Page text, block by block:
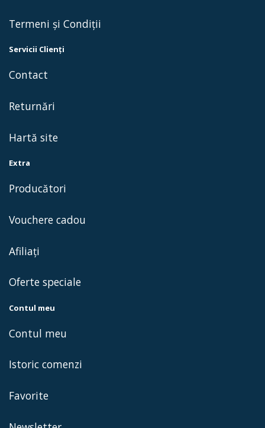
Termeni și Condiții
Servicii Clienţi
Contact
Returnări
Hartă site
Extra
Producători
Vouchere cadou
Afiliaţi
Oferte speciale
Contul meu
Contul meu
Istoric comenzi
Favorite